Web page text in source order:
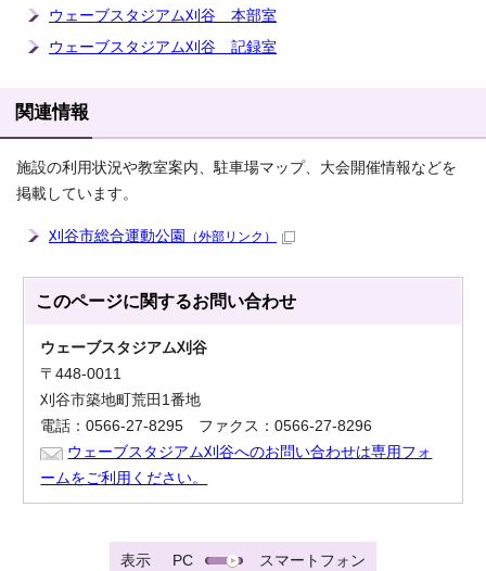
ウェーブスタジアム刈谷 本部室
ウェーブスタジアム刈谷 記録室
関連情報
施設の利用状況や教室案内、駐車場マップ、大会開催情報などを
掲載しています。
刈谷市総合運動公園 （外部リンク）
このページに関するお問い合わせ
ウェーブスタジアム刈谷
〒448-0011
刈谷市築地町荒田1番地
電話：0566-27-8295 ファクス：0566-27-8296
ウェーブスタジアム刈谷へのお問い合わせは専用フォ
ームをご利用ください。
表示 PC スマートフォン